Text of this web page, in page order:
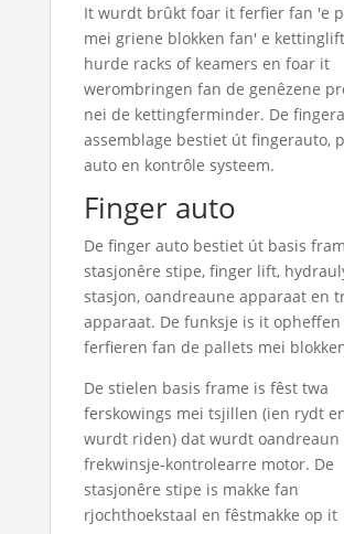
It wurdt brûkt foar it ferfier fan 'e
mei griene blokken fan' e
hurde racks of keamers en foar it
werombringen fan de genêzene
nei de kettingferminder. De
assemblage bestiet út fingerauto,
auto en kontrôle systeem.
Finger auto
De finger auto bestiet út basis
stasjonêre stipe, finger lift,
stasjon, oandreaune apparaat en
apparaat. De funksje is it opheffen
ferfieren fan de pallets mei
De stielen basis frame is fêst twa
ferskowings mei tsjillen (ien rydt
wurdt riden) dat wurdt oandreaun
frekwinsje-kontrolearre motor. De
stasjonêre stipe is makke fan
rjochthoekstaal en fêstmakke op it